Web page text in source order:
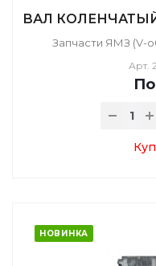
ВАЛ КОЛЕНЧАТЫЙ
Запчасти ЯМЗ (V-
Арт.
НОВИНКА